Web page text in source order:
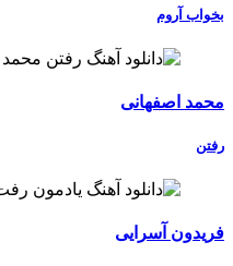
بخواب آروم
محمد اصفهانی
رفتن
فریدون آسرایی